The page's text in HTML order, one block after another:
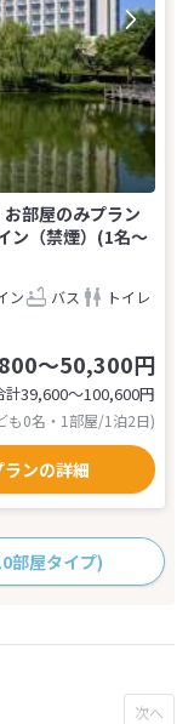
お部屋のみプラン
（禁煙）(1名～
ン バス
トイレ
～50,300円
計39,600〜100,600円
も0名・1部屋/1泊2日)
ランの詳細
部屋タイプ)